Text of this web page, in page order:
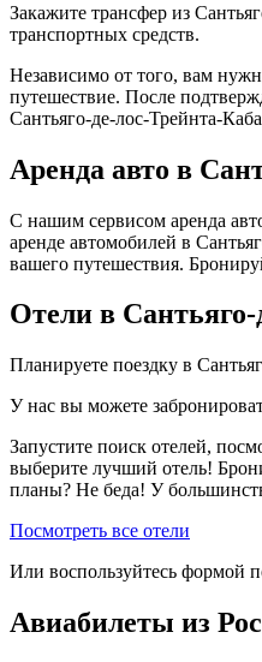
Закажите трансфер из
транспортных средств.
Независимо от того, вам
путешествие. После
Сантьяго-де-лос-Трейнта-
Аренда авто в
С нашим сервисом аренда
аренде автомобилей в
вашего путешествия.
Отели в Сантьяго-
Планируете поездку в
У нас вы можете
Запустите поиск отелей,
выберите лучший отель!
планы? Не беда! У
Посмотреть все отели
Или воспользуйтесь формой
Авиабилеты из